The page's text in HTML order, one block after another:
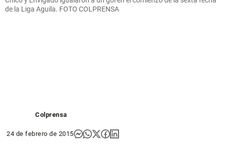
de la Liga Aguila. FOTO COLPRENSA
Colprensa
24 de febrero de 2015